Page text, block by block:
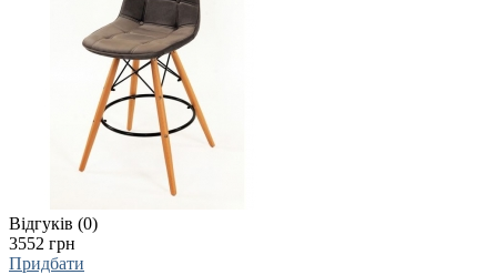
Відгуків (0)
3552 грн
Придбати